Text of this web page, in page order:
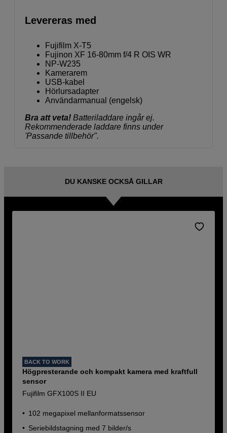
Levereras med
Fujifilm X-T5
Fujinon XF 16-80mm f/4 R OIS WR
NP-W235
Kamerarem
USB-kabel
Hörlursadapter
Användarmanual (engelsk)
Bra att veta! Batteriladdare ingår ej.
Rekommenderade laddare finns under
'Passande tillbehör".
DU KANSKE OCKSÅ GILLAR
BACK TO WORK
Högpresterande och kompakt kamera med kraftfull
sensor
Fujifilm GFX100S II EU
102 megapixel mellanformatssensor
Seriebildstagning med 7 bilder/s